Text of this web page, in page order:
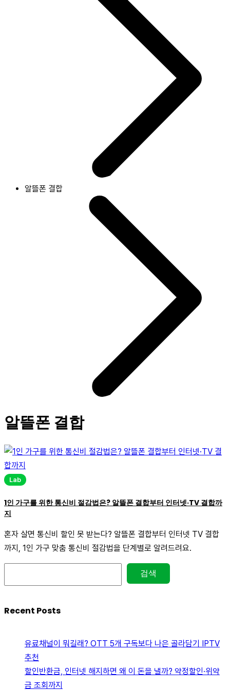
알뜰폰 결합
알뜰폰 결합
Lab
1인 가구를 위한 통신비 절감법은? 알뜰폰 결합부터 인터넷·TV 결합까
지
혼자 살면 통신비 할인 못 받는다? 알뜰폰 결합부터 인터넷 TV 결합
까지, 1인 가구 맞춤 통신비 절감법을 단계별로 알려드려요.
검색
Recent Posts
유료채널이 뭐길래? OTT 5개 구독보다 나은 골라담기 IPTV
추천
할인반환금, 인터넷 해지하면 왜 이 돈을 낼까? 약정할인·위약
금 조회까지